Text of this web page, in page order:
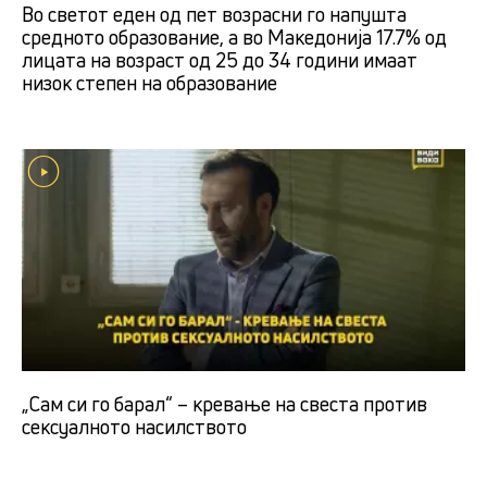
Во светот еден од пет возрасни го напушта
средното образование, а во Македонија 17.7% од
лицата на возраст од 25 до 34 години имаат
низок степен на образование
„Сам си го барал“ – кревање на свеста против
сексуалното насилството